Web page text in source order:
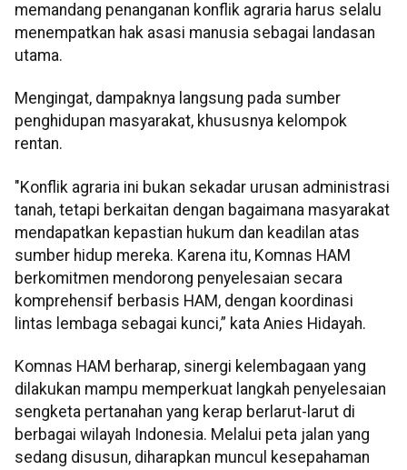
memandang penanganan konflik agraria harus selalu
menempatkan hak asasi manusia sebagai landasan
utama.
Mengingat, dampaknya langsung pada sumber
penghidupan masyarakat, khususnya kelompok
rentan.
"Konflik agraria ini bukan sekadar urusan administrasi
tanah, tetapi berkaitan dengan bagaimana masyarakat
mendapatkan kepastian hukum dan keadilan atas
sumber hidup mereka. Karena itu, Komnas HAM
berkomitmen mendorong penyelesaian secara
komprehensif berbasis HAM, dengan koordinasi
lintas lembaga sebagai kunci,” kata Anies Hidayah.
Komnas HAM berharap, sinergi kelembagaan yang
dilakukan mampu memperkuat langkah penyelesaian
sengketa pertanahan yang kerap berlarut-larut di
berbagai wilayah Indonesia. Melalui peta jalan yang
sedang disusun, diharapkan muncul kesepahaman